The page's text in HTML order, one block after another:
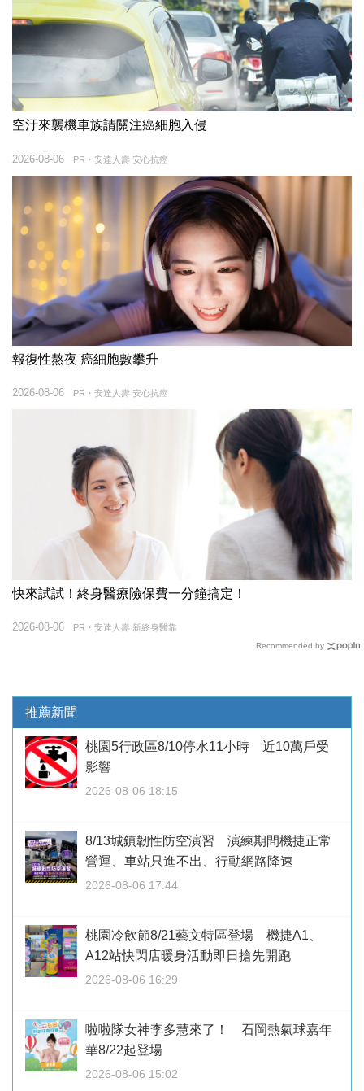
空汙來襲機車族請關注癌細胞入侵
PR・安達人壽 安心抗癌
2026-08-06
報復性熬夜 癌細胞數攀升
PR・安達人壽 安心抗癌
2026-08-06
快來試試！終身醫療險保費一分鐘搞定！
PR・安達人壽 新終身醫靠
2026-08-06
Recommended by
推薦新聞
桃園5行政區8/10停水11小時 近10萬戶受
影響
2026-08-06 18:15
8/13城鎮韌性防空演習 演練期間機捷正常
營運、車站只進不出、行動網路降速
2026-08-06 17:44
桃園冷飲節8/21藝文特區登場 機捷A1、
A12站快閃店暖身活動即日搶先開跑
2026-08-06 16:29
啦啦隊女神李多慧來了！ 石岡熱氣球嘉年
華8/22起登場
2026-08-06 15:02